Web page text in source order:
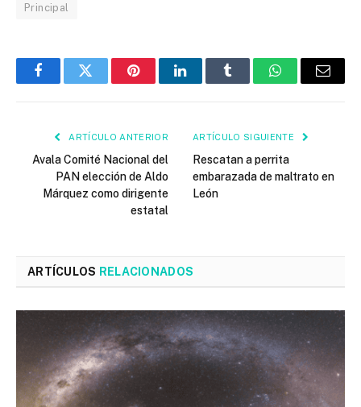
Principal
FacebookTwitter PinterestLinkedInTumblr WhatsAppEmail
ARTÍCULO ANTERIOR
Avala Comité Nacional del
PAN elección de Aldo
Márquez como dirigente
estatal
ARTÍCULO SIGUIENTE
Rescatan a perrita
embarazada de maltrato en
León
ARTÍCULOS RELACIONADOS